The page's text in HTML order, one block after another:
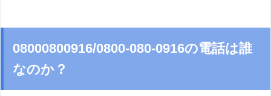
08000800916/0800-080-0916の電話は誰
なのか？